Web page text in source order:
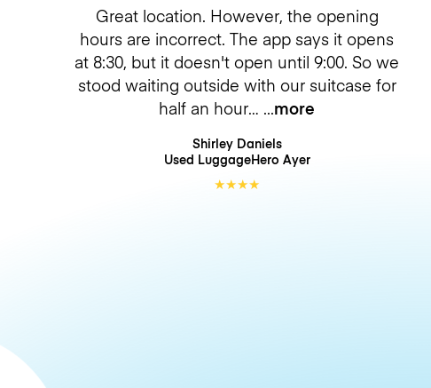
Great location. However, the opening
hours are incorrect. The app says it opens
at 8:30, but it doesn't open until 9:00. So we
stood waiting outside with our suitcase for
half an hour…
more
Shirley Daniels
Used LuggageHero Ayer
★★★★